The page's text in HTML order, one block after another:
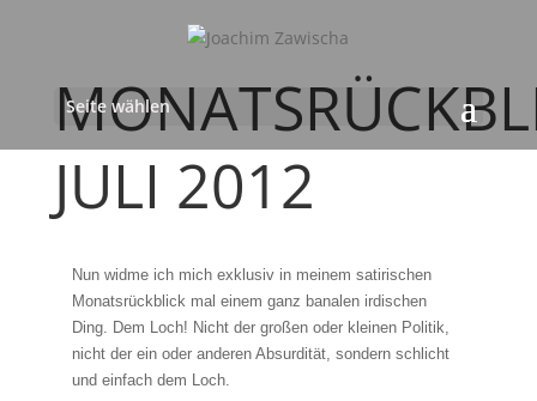
Seite wählen
JULI 2012
Nun widme ich mich exklusiv in meinem satirischen
Monatsrückblick mal einem ganz banalen irdischen
Ding. Dem Loch! Nicht der großen oder kleinen Politik,
nicht der ein oder anderen Absurdität, sondern schlicht
und einfach dem Loch.